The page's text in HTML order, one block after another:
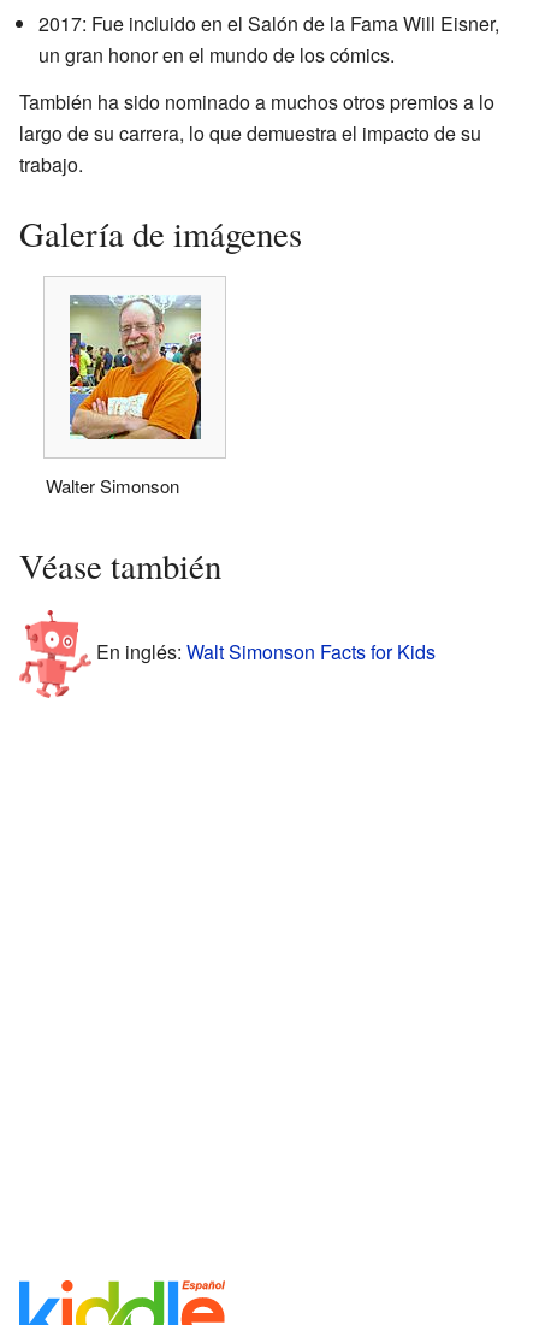
2017: Fue incluido en el Salón de la Fama Will Eisner,
un gran honor en el mundo de los cómics.
También ha sido nominado a muchos otros premios a lo
largo de su carrera, lo que demuestra el impacto de su
trabajo.
Galería de imágenes
Walter Simonson
Véase también
En inglés: Walt Simonson Facts for Kids